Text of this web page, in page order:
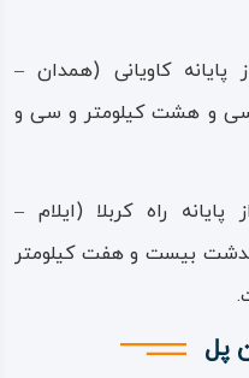
پایانه کاویانی (همدان –
سی‌ و هشت کیلومتر و سی ‌و
راه‌ کربلا (ایلام –
بیست ‌و هفت کیلومتر
پل